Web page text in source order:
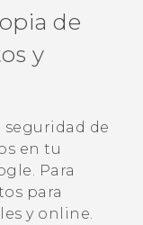
de
y
seguridad de
en tu
. Para
para
y online.